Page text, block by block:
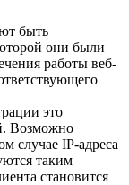
быть
они были
работы веб-
это
Возможно
случае IP-адреса
таким
становится